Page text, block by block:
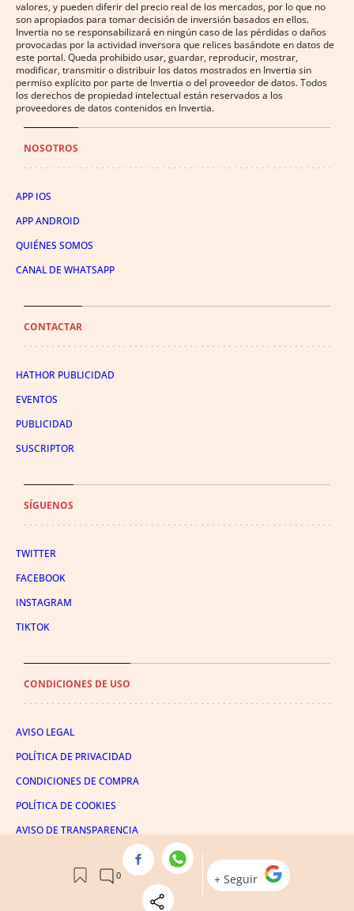
valores, y pueden diferir del precio real de los mercados, por lo que no
son apropiados para tomar decisión de inversión basados en ellos.
Invertia no se responsabilizará en ningún caso de las pérdidas o daños
provocadas por la actividad inversora que relices basándote en datos de
este portal. Queda prohibido usar, guardar, reproducir, mostrar,
modificar, transmitir o distribuir los datos mostrados en Invertia sin
permiso explícito por parte de Invertia o del proveedor de datos. Todos
los derechos de propiedad intelectual están reservados a los
proveedores de datos contenidos en Invertia.
NOSOTROS
APP IOS
APP ANDROID
QUIÉNES SOMOS
CANAL DE WHATSAPP
CONTACTAR
HATHOR PUBLICIDAD
EVENTOS
PUBLICIDAD
SUSCRIPTOR
SÍGUENOS
TWITTER
FACEBOOK
INSTAGRAM
TIKTOK
CONDICIONES DE USO
AVISO LEGAL
POLÍTICA DE PRIVACIDAD
CONDICIONES DE COMPRA
POLÍTICA DE COOKIES
AVISO DE TRANSPARENCIA
ADMINISTRACIÓN UTIQ